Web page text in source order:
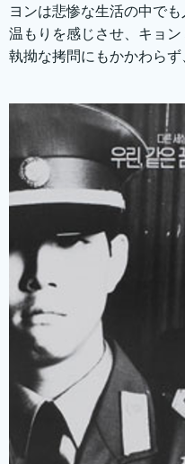
ヨンは悲惨な生活の中で
温もりを感じさせ、キョ
執拗な拷問にもかかわらず